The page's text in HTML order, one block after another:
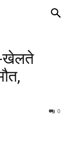
खेलते
0